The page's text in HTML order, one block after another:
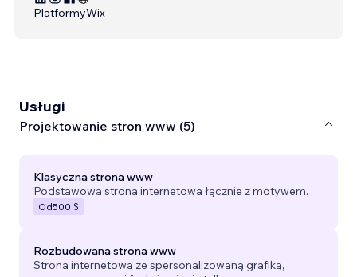
PlatformyWix
Usługi
Projektowanie stron www (5)
Klasyczna strona www
Podstawowa strona internetowa łącznie z motywem.
Od500 $
Rozbudowana strona www
Strona internetowa ze spersonalizowaną grafiką,